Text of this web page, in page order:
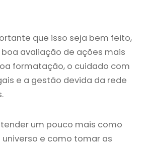
que isso seja bem feito,
avaliação de ações mais
formatação, o cuidado com
e a gestão devida da rede
um pouco mais como
e como tomar as